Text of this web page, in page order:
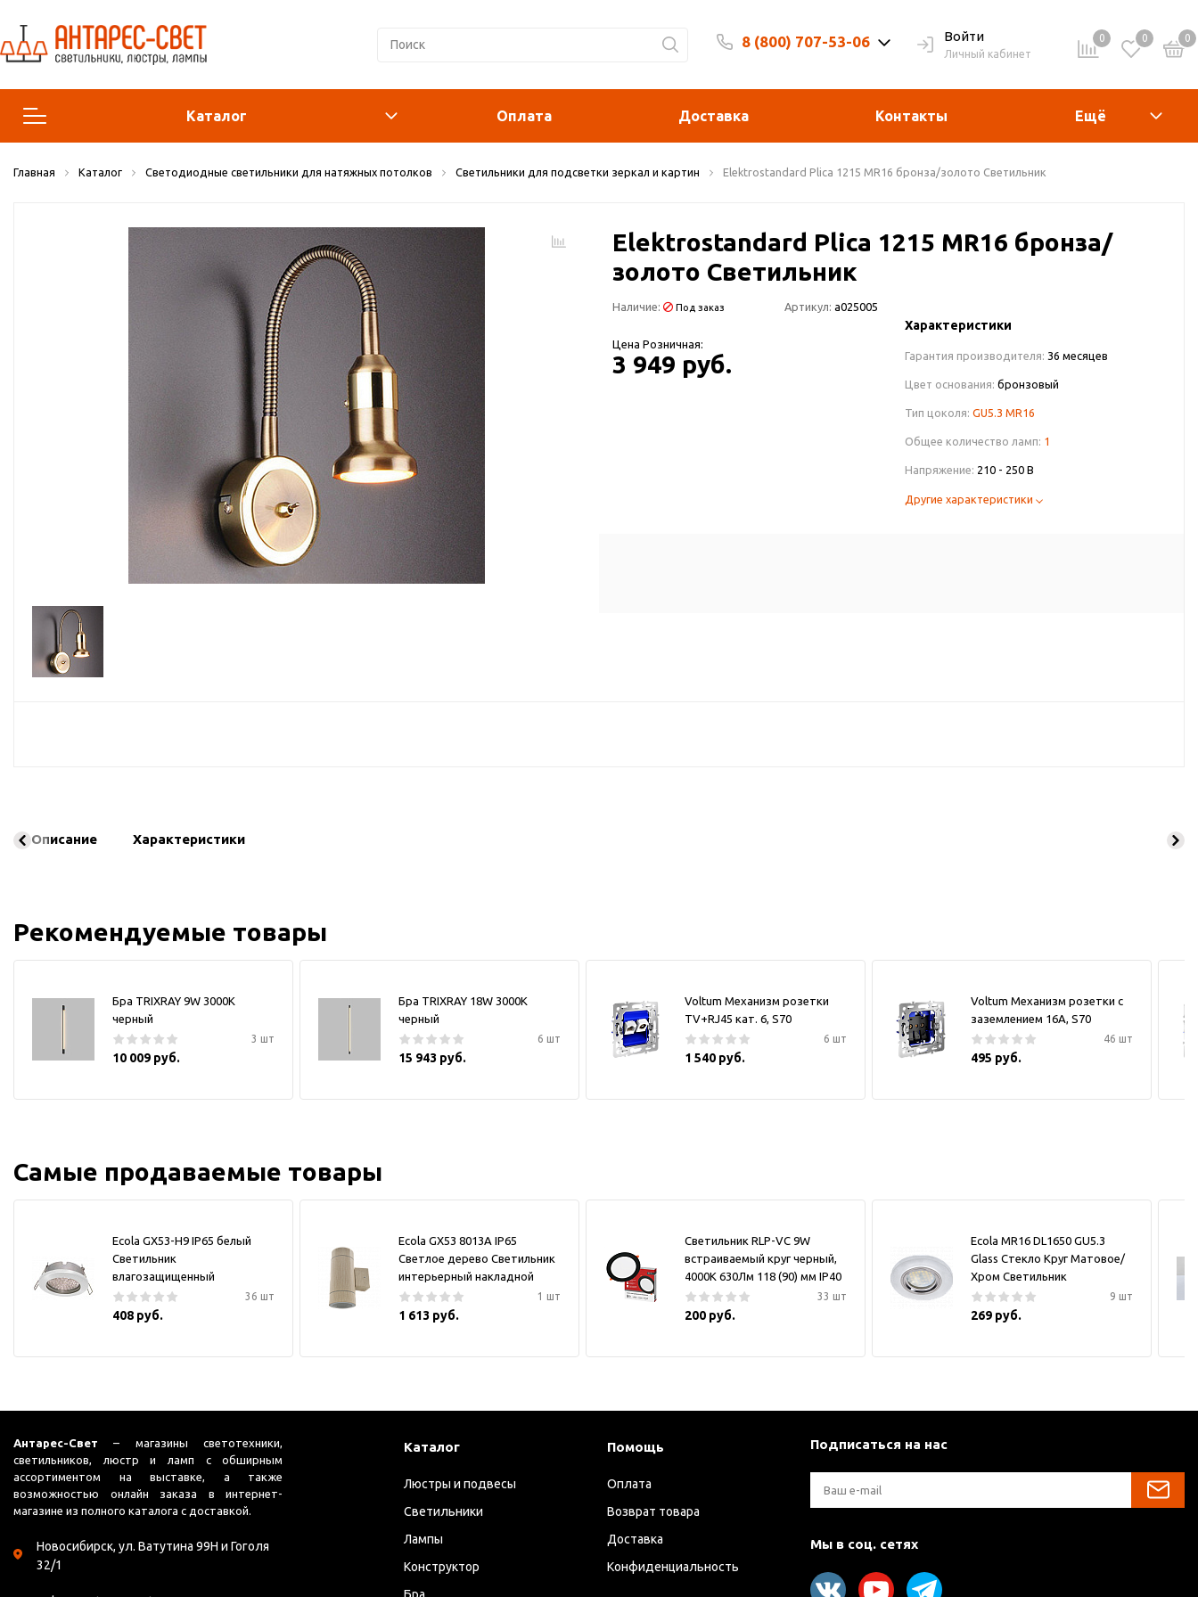
8 (800) 707-53-06 Войти
Личный кабинет
0 0 0
Каталог
Люстры и подвесы
Прожекторы
Ночники
Оплата Доставка Контакты Ещё
Главная Каталог Светодиодные светильники для натяжных потолков Светильники для подсветки зеркал и картин Elektrostandard Plica 1215 MR16 бронза/золото Светильник
Elektrostandard Plica 1215 MR16 бронза/
золото Светильник
Наличие: Под заказ Артикул: a025005
Цена Розничная:
3 949 руб.
Характеристики
Гарантия производителя: 36 месяцев
Цвет основания: бронзовый
Тип цоколя: GU5.3 MR16
Общее количество ламп: 1
Напряжение: 210 - 250 В
Другие характеристики
Описание Характеристики
Рекомендуемые товары
Бра TRIXRAY 9W 3000К
черный
3 шт
10 009 руб.
Бра TRIXRAY 18W 3000К
черный
6 шт
15 943 руб.
Voltum Механизм розетки
TV+RJ45 кат. 6, S70
6 шт
1 540 руб.
Voltum Механизм розетки с
заземлением 16А, S70
46 шт
495 руб.
Самые продаваемые товары
Ecola GX53-H9 IP65 белый
Светильник
влагозащищенный
36 шт
408 руб.
Ecola GX53 8013A IP65
Светлое дерево Светильник
интерьерный накладной
1 шт
1 613 руб.
Светильник RLP-VC 9W
встраиваемый круг черный,
4000К 630Лм 118 (90) мм IP40
33 шт
200 руб.
Ecola MR16 DL1650 GU5.3
Glass Стекло Круг Матовое/
Хром Светильник
9 шт
269 руб.
Антарес-Свет – магазины светотехники,
светильников, люстр и ламп с обширным
ассортиментом на выставке, а также
возможностью онлайн заказа в интернет-
магазине из полного каталога с доставкой.
Новосибирск, ул. Ватутина 99Н и Гоголя
32/1
Каталог
Люстры и подвесы
Светильники
Лампы
Конструктор
Бра
Помощь
Оплата
Возврат товара
Доставка
Конфиденциальность
Подписаться на нас
Мы в соц. сетях